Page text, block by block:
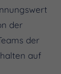
der
der
auf